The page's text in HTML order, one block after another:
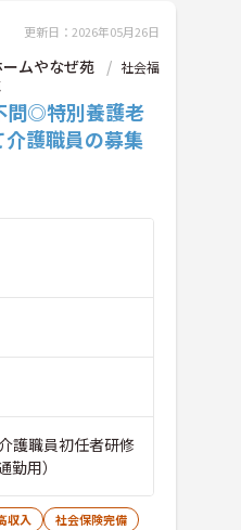
更新日：2026年05月26日
ムやなぜ苑
社会福
問◎特別養護老
護職員の募集
護職員初任者研修
用）
収入
社会保険完備